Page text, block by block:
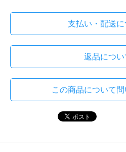
支払い・配送に
返品につい
この商品について